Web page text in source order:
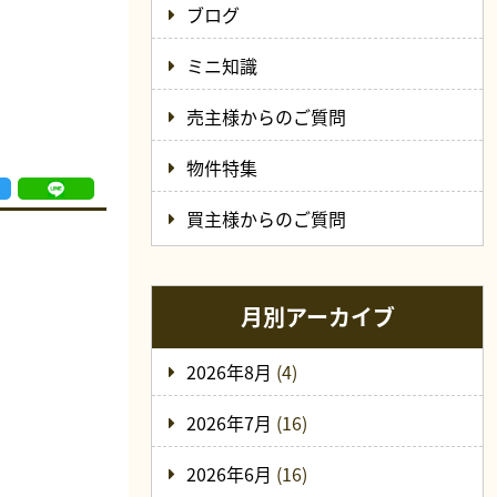
ブログ
ミニ知識
売主様からのご質問
物件特集
買主様からのご質問
月別アーカイブ
2026年8月 (4)
2026年7月 (16)
2026年6月 (16)